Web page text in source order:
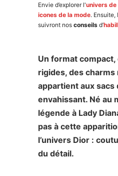
Envie d’explorer l'univers de
icones de la mode. Ensuite,
suivront nos conseils d’
Un format
rigides, des
appartient aux sacs
envahissant. Né au
légende à Lady
pas à cette
l’univers Dior :
du détail.